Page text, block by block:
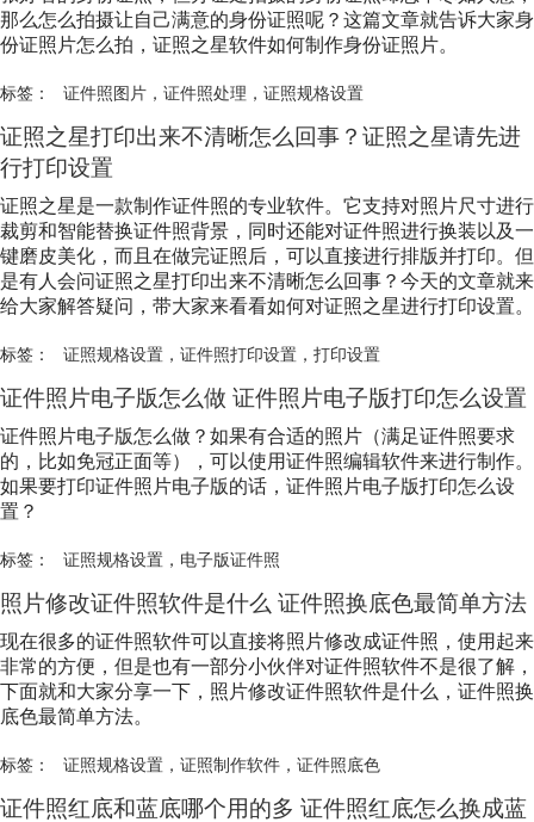
那么怎么拍摄让自己满意的身份证照呢？这篇文章就告诉大家身
份证照片怎么拍，证照之星软件如何制作身份证照片。
标签： 证件照图片， 证件照处理 ， 证照规格设置
证照之星打印出来不清晰怎么回事？证照之星请先进
行打印设置
证照之星是一款制作证件照的专业软件。它支持对照片尺寸进行
裁剪和智能替换证件照背景，同时还能对证件照进行换装以及一
键磨皮美化，而且在做完证照后，可以直接进行排版并打印。但
是有人会问证照之星打印出来不清晰怎么回事？今天的文章就来
给大家解答疑问，带大家来看看如何对证照之星进行打印设置。
标签： 证照规格设置， 证件照打印设置， 打印设置
证件照片电子版怎么做 证件照片电子版打印怎么设置
证件照片电子版怎么做？如果有合适的照片（满足证件照要求
的，比如免冠正面等），可以使用证件照编辑软件来进行制作。
如果要打印证件照片电子版的话，证件照片电子版打印怎么设
置？
标签： 证照规格设置， 电子版证件照
照片修改证件照软件是什么 证件照换底色最简单方法
现在很多的证件照软件可以直接将照片修改成证件照，使用起来
非常的方便，但是也有一部分小伙伴对证件照软件不是很了解，
下面就和大家分享一下，照片修改证件照软件是什么，证件照换
底色最简单方法。
标签： 证照规格设置， 证照制作软件， 证件照底色
证件照红底和蓝底哪个用的多 证件照红底怎么换成蓝